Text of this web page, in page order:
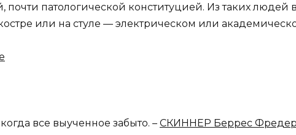
патологической конституцией. Из таких
или на стуле — электрическом или
все выученное забыто. – СКИННЕР Беррес